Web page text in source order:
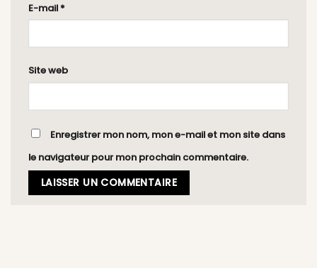
E-mail *
Site web
Enregistrer mon nom, mon e-mail et mon site dans
le navigateur pour mon prochain commentaire.